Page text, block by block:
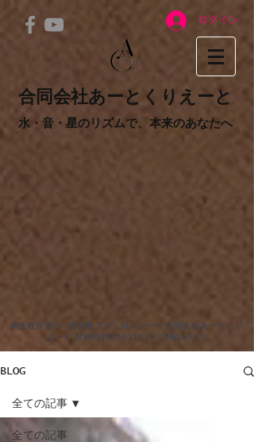
ログイン
合同会社あーとくりえーと
水・音・星のリズムで、本来のあなたへ
周波数音楽®・周波数アストロロジー® 合同会社あーとくり
えーと 登録商標 (5811217 / 6811335)
BLOG
全ての記事
全ての記事